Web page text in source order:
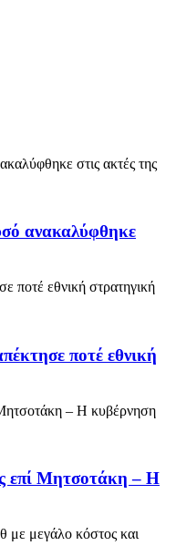
ανακαλύφθηκε
ποτέ εθνική
επί Μητσοτάκη – Η